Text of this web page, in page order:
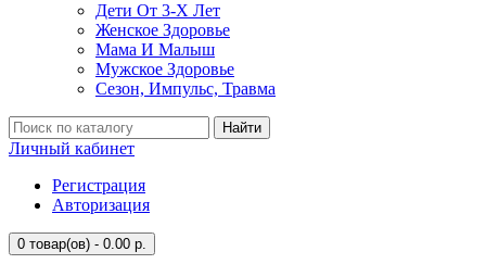
Дети От 3-Х Лет
Женское Здоровье
Мама И Малыш
Мужское Здоровье
Сезон, Импульс, Травма
Найти
Личный кабинет
Регистрация
Авторизация
0 товар(ов) - 0.00 р.